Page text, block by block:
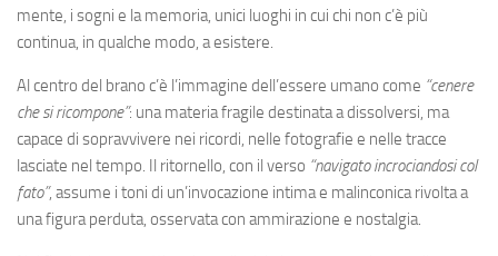
mente, i sogni e la memoria, unici luoghi in cui chi non c’è più
continua, in qualche modo, a esistere.
Al centro del brano c’è l’immagine dell’essere umano come “cenere
che si ricompone”: una materia fragile destinata a dissolversi, ma
capace di sopravvivere nei ricordi, nelle fotografie e nelle tracce
lasciate nel tempo. Il ritornello, con il verso “navigato incrociandosi col
fato”, assume i toni di un’invocazione intima e malinconica rivolta a
una figura perduta, osservata con ammirazione e nostalgia.